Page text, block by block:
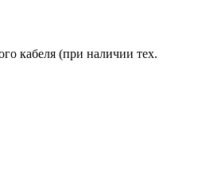
кабеля (при наличии тех.